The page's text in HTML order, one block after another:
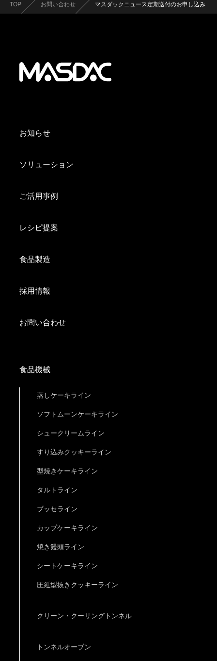
TOP お問い合わせ マスダックニュース定期送付のお申し込み
お知らせ
ソリューション
ご活用事例
レシピ提案
食品製造
採用情報
お問い合わせ
食品機械
蒸しケーキライン
ソフトムーンケーキライン
シュークリームライン
すり込みクッキーライン
型焼きケーキライン
タルトライン
ブッセライン
カップケーキライン
焼き饅頭ライン
シートケーキライン
圧延型抜きクッキーライン
クリーン・クーリングトンネル
トンネルオーブン